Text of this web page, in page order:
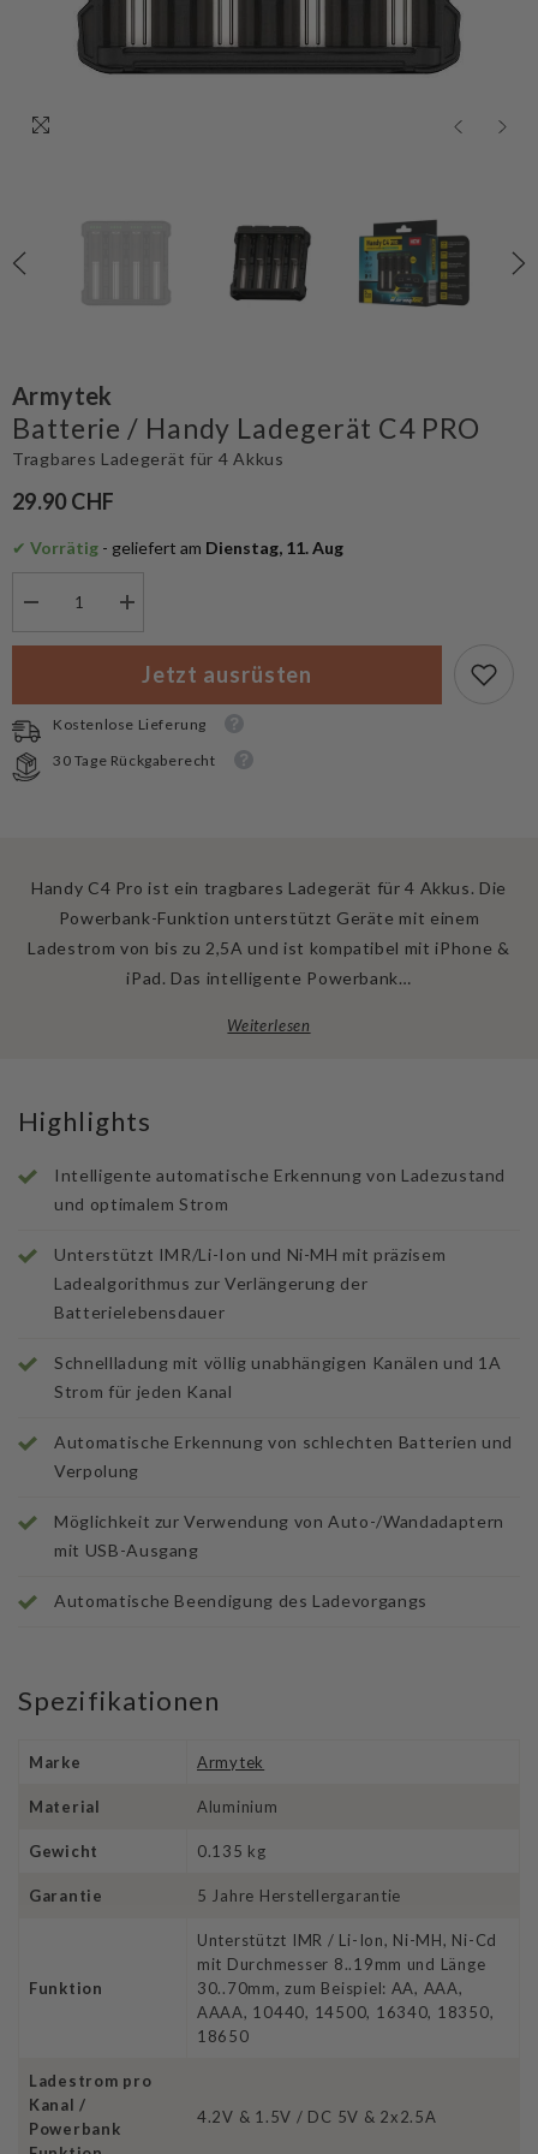
Armytek
Batterie / Handy Ladegerät C4 PRO
Tragbares Ladegerät für 4 Akkus
29.90 CHF
✔ Vorrätig - geliefert am Dienstag, 11. Aug
für
Handy
C4
Pro
Ladegerät
Menge
für
Armytek
Batterie
Handy
C4
Ladegerät
Jetzt ausrüsten
Kostenlose Lieferung
30 Tage Rückgaberecht
Handy C4 Pro ist ein tragbares Ladegerät für 4 Akkus. Die
Powerbank-Funktion unterstützt Geräte mit einem
Ladestrom von bis zu 2,5A und ist kompatibel mit iPhone &
iPad. Das intelligente Powerbank…
Weiterlesen
Highlights
Intelligente automatische Erkennung von Ladezustand
und optimalem Strom
Unterstützt IMR/Li-Ion und Ni-MH mit präzisem
Ladealgorithmus zur Verlängerung der
Batterielebensdauer
Schnellladung mit völlig unabhängigen Kanälen und 1A
Strom für jeden Kanal
Automatische Erkennung von schlechten Batterien und
Verpolung
Möglichkeit zur Verwendung von Auto-/Wandadaptern
mit USB-Ausgang
Automatische Beendigung des Ladevorgangs
Spezifikationen
Marke Armytek
Material Aluminium
Gewicht 0.135 kg
Garantie 5 Jahre Herstellergarantie
Funktion
Unterstützt IMR / Li-Ion, Ni-MH, Ni-Cd
mit Durchmesser 8..19mm und Länge
30..70mm, zum Beispiel: AA, AAA,
AAAA, 10440, 14500, 16340, 18350,
18650
Ladestrom pro
Kanal /
Powerbank
4.2V & 1.5V / DC 5V & 2x2.5A